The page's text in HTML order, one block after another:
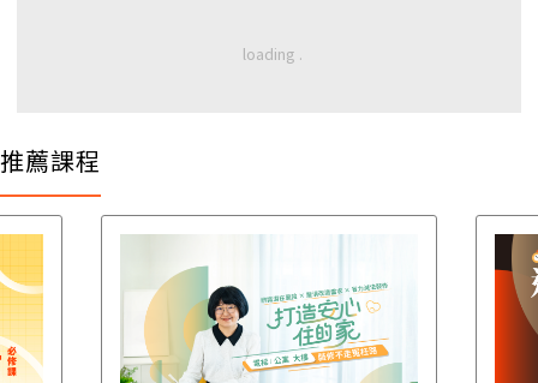
推薦課程